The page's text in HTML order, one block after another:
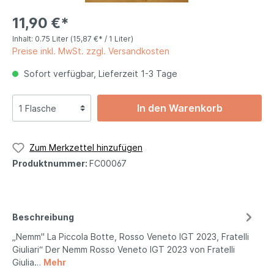
11,90 €*
Inhalt: 0.75 Liter (15,87 €* / 1 Liter)
Preise inkl. MwSt. zzgl. Versandkosten
Sofort verfügbar, Lieferzeit 1-3 Tage
In den Warenkorb
Zum Merkzettel hinzufügen
Produktnummer: FC00067
Beschreibung
„Nemm" La Piccola Botte, Rosso Veneto IGT 2023, Fratelli
Giuliari“ Der Nemm Rosso Veneto IGT 2023 von Fratelli
Giulia… Mehr